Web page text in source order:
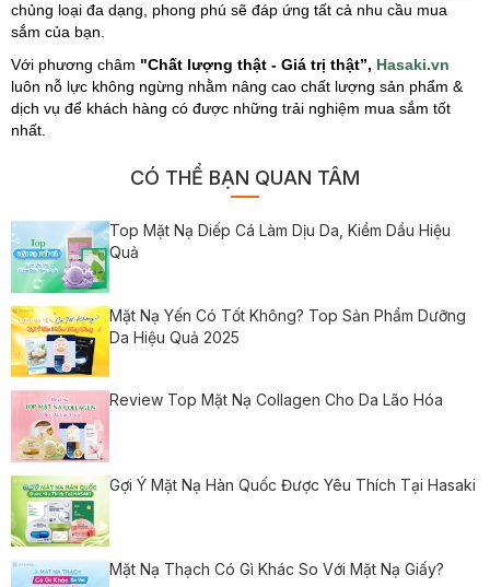
chủng loại đa dạng, phong phú sẽ đáp ứng tất cả nhu cầu mua
sắm của bạn.
Với phương châm "Chất lượng thật - Giá trị thật”, Hasaki.vn
luôn nỗ lực không ngừng nhằm nâng cao chất lượng sản phẩm &
dịch vụ để khách hàng có được những trải nghiệm mua sắm tốt
nhất.
CÓ THỂ BẠN QUAN TÂM
Top Mặt Nạ Diếp Cá Làm Dịu Da, Kiềm Dầu Hiệu
Quả
Mặt Nạ Yến Có Tốt Không? Top Sản Phẩm Dưỡng
Da Hiệu Quả 2025
Review Top Mặt Nạ Collagen Cho Da Lão Hóa
Gợi Ý Mặt Nạ Hàn Quốc Được Yêu Thích Tại Hasaki
Mặt Nạ Thạch Có Gì Khác So Với Mặt Nạ Giấy?